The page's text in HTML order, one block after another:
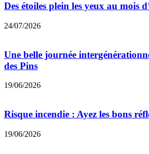
Des étoiles plein les yeux au mois
24/07/2026
Une belle journée
des Pins
19/06/2026
Risque incendie : Ayez les bons
19/06/2026